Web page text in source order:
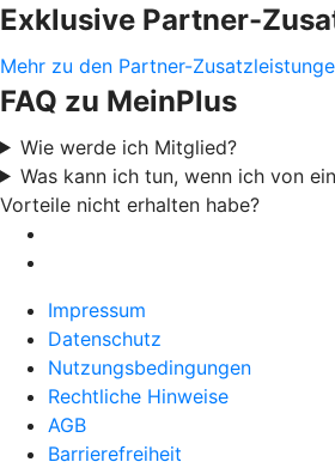
Exklusive Partner-
Mehr zu den Partner-
FAQ zu MeinPlus
Wie werde ich Mitglied?
Was kann ich tun, wenn ich von
Vorteile nicht erhalten habe?
Impressum
Datenschutz
Nutzungsbedingungen
Rechtliche Hinweise
AGB
Barrierefreiheit